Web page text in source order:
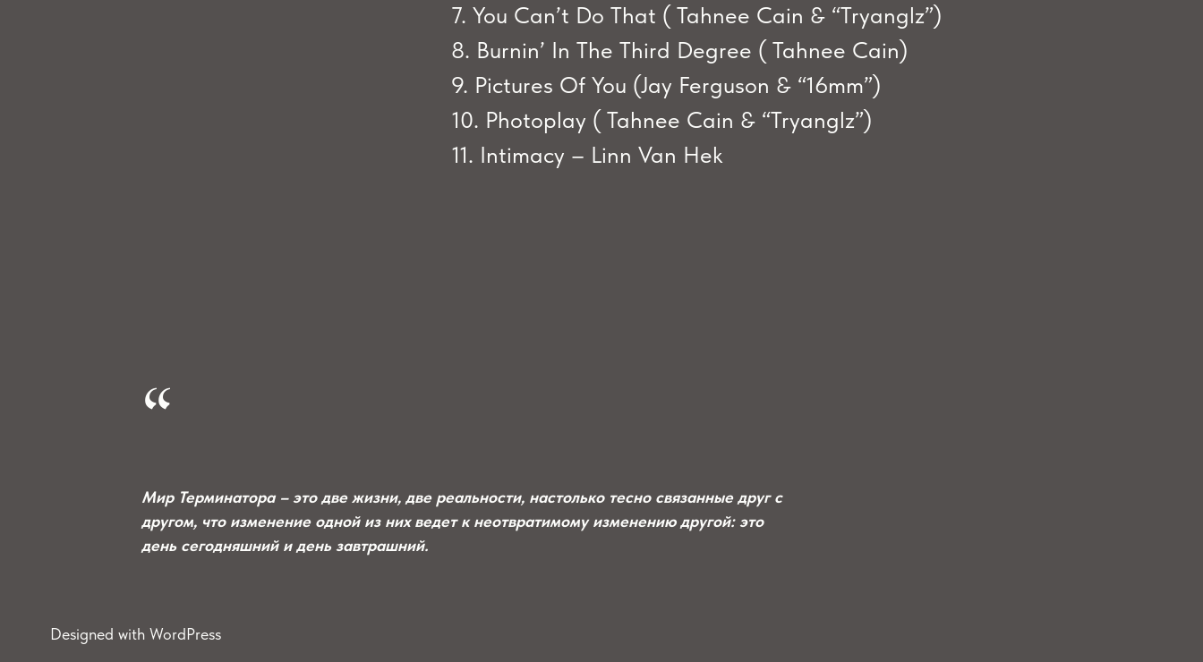
7. You Can’t Do That ( Tahnee Cain & “Tryanglz”)
8. Burnin’ In The Third Degree ( Tahnee Cain)
9. Pictures Of You (Jay Ferguson & “16mm”)
10. Photoplay ( Tahnee Cain & “Tryanglz”)
11. Intimacy – Linn Van Hek
“
Мир Терминатора – это две жизни, две реальности, настолько тесно связанные друг с
другом, что изменение одной из них ведет к неотвратимому изменению другой: это
день сегодняшний и день завтрашний.
Designed with WordPress